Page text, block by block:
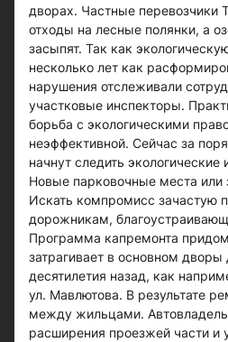
дворах. Частные перевозчики
отходы на лесные полянки, а
засыпят. Так как
несколько лет как
нарушения отслеживали
участковые инспекторы.
борьба с экологическими
неэффективной. Сейчас за
начнут следить экологические
Новые парковочные места или
Искать компромисс зачастую
дорожникам,
Программа капремонта
затрагивает в основном
десятилетия назад, как
ул. Мавлютова. В результате
между жильцами.
расширения проезжей части и